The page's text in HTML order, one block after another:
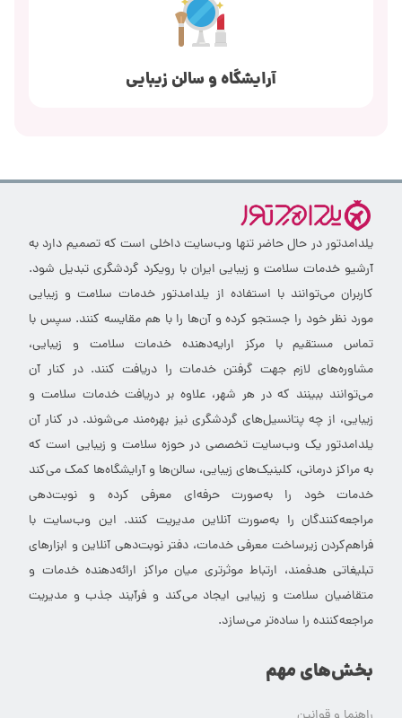
آرایشگاه و سالن زیبایی
یلدامدتور در حال حاضر تنها وب‌سایت داخلی است که تصمیم دارد به
آرشیو خدمات سلامت و زیبایی ایران با رویکرد گردشگری تبدیل شود.
کاربران می‌توانند با استفاده از یلدامدتور خدمات سلامت و زیبایی
مورد نظر خود را جستجو کرده و آن‌ها را با هم مقایسه کنند. سپس با
تماس مستقیم با مرکز ارایه‌دهنده خدمات سلامت و زیبایی،
مشاوره‌های لازم جهت گرفتن خدمات را دریافت کنند. در کنار آن
می‌توانند ببینند که در هر شهر، علاوه بر دریافت خدمات سلامت و
زیبایی، از چه پتانسیل‌های گردشگری نیز بهره‌مند می‌شوند. در کنار آن
یلدامدتور یک وب‌سایت تخصصی در حوزه سلامت و زیبایی است که
به مراکز درمانی، کلینیک‌های زیبایی، سالن‌ها و آرایشگاه‌ها کمک می‌کند
خدمات خود را به‌صورت حرفه‌ای معرفی کرده و نوبت‌دهی
مراجعه‌کنندگان را به‌صورت آنلاین مدیریت کنند. این وب‌سایت با
فراهم‌کردن زیرساخت معرفی خدمات، دفتر نوبت‌دهی آنلاین و ابزارهای
تبلیغاتی هدفمند، ارتباط موثرتری میان مراکز ارائه‌دهنده خدمات و
متقاضیان سلامت و زیبایی ایجاد می‌کند و فرآیند جذب و مدیریت
مراجعه‌کننده را ساده‌تر می‌سازد.
بخش‌های مهم